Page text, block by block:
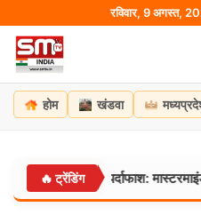
content
रविवार, 9 अगस्त,
होम खंडवा
🔥 ट्रेंडिंग
का पर्दाफाश: मास्टरमाइंड सन्नी